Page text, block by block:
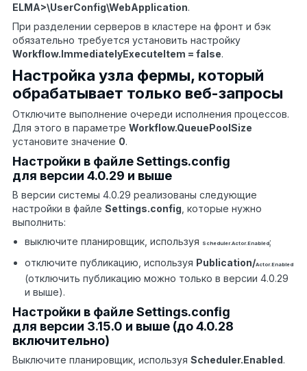
ELMA>\UserConfig\WebApplication.
При разделении серверов в кластере на фронт и бэк
обязательно требуется установить настройку
Workflow.ImmediatelyExecuteItem = false.
Настройка узла фермы, который
обрабатывает только веб-запросы
Отключите выполнение очереди исполнения процессов.
Для этого в параметре Workflow.QueuePoolSize
установите значение 0.
Настройки в файле Settings.config
для версии 4.0.29 и выше
В версии системы 4.0.29 реализованы следующие
настройки в файле Settings.config , которые нужно
выполнить:
выключите планировщик, используя
Scheduler.Actor.Enabled;
отключите публикацию, используя Publication/Actor.Enabled
(отключить публикацию можно только в версии 4.0.29
и выше).
Настройки в файле Settings.config
для версии 3.15.0 и выше (до 4.0.28
включительно)
Выключите планировщик, используя Scheduler.Enabled.